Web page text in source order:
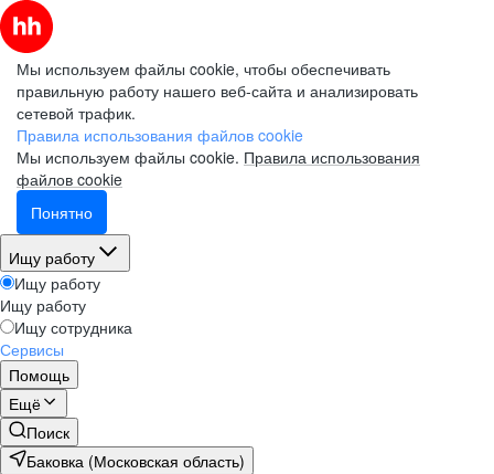
Мы используем файлы cookie, чтобы обеспечивать
правильную работу нашего веб-сайта и анализировать
сетевой трафик.
Правила использования файлов cookie
Мы используем файлы cookie. Правила использования
файлов cookie
Понятно
Ищу работу
Ищу работу
Ищу работу
Ищу сотрудника
Сервисы
Помощь
Ещё
Поиск
Баковка (Московская область)